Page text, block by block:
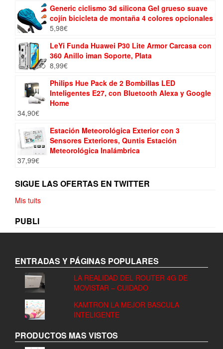
Generic ciclismo 3d silicona Gel grueso suave
cojín bicicleta de montaña 4 colores opcionales
5,98€
LeYi Funda Huawei P30 Lite Armor Carcasa con
360 Anillo iman Soporte, Plata
8,99€
Philips Hue Pack de 2 Bombillas LED
Inteligentes E27, con Bluetooth Alexa y Google
Home
34,90€
Estación Meteorológica Exterior con 3
Sensores Exteriores, Quntis Estación
Meteorológica Inalámbrica
37,99€
SIGUE LAS OFERTAS EN TWITTER
Mis tuits
PUBLI
ENTRADAS Y PÁGINAS POPULARES
LA REALIDAD DEL ROUTER 4G DE
MOVISTAR – CUIDADO
KAMTRON LA MEJOR BASCULA
INTELIGENTE
PRODUCTOS MAS VISTOS